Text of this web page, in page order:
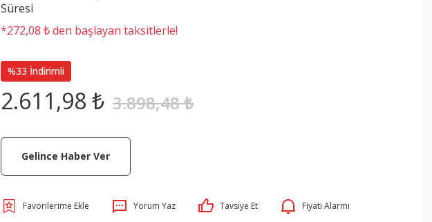
Süresi
*272,08 ₺ den başlayan taksitlerle!
%33 İndirimli
2.611,98 ₺ 3.898,48 ₺
Gelince Haber Ver
Yorum Yaz Tavsiye Et Fiyatı Alarmı